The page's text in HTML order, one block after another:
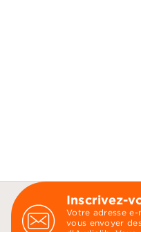
Inscrivez-
Votre adresse
vous envoyer